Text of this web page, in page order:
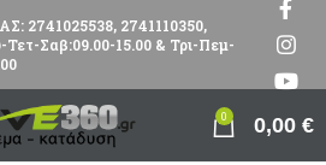
2741110350,
Σαβ:09.00-15.00 & Τρι-Πεμ-
0 0,00 €